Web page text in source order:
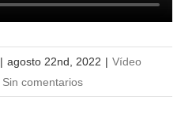
| agosto 22nd, 2022 | Vídeo
Sin comentarios